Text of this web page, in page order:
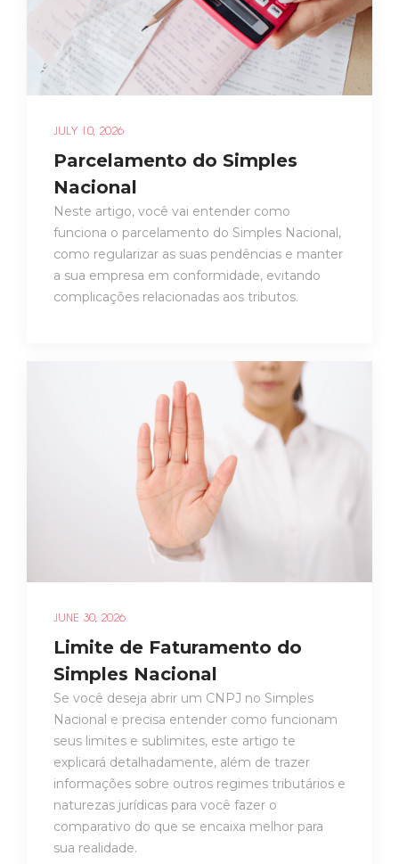
JULY 10, 2026
Parcelamento do Simples
Nacional
Neste artigo, você vai entender como
funciona o parcelamento do Simples Nacional,
como regularizar as suas pendências e manter
a sua empresa em conformidade, evitando
complicações relacionadas aos tributos.
JUNE 30, 2026
Limite de Faturamento do
Simples Nacional
Se você deseja abrir um CNPJ no Simples
Nacional e precisa entender como funcionam
seus limites e sublimites, este artigo te
explicará detalhadamente, além de trazer
informações sobre outros regimes tributários e
naturezas jurídicas para você fazer o
comparativo do que se encaixa melhor para
sua realidade.